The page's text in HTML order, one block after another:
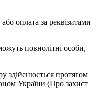
оплата за реквізитами
повнолітні особи,
здійснюється протягом
України (Про захист